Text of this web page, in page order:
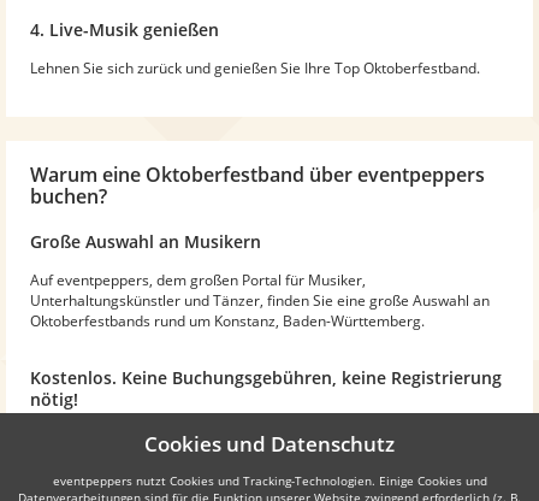
4. Live-Musik genießen
Lehnen Sie sich zurück und genießen Sie Ihre Top Oktoberfestband.
Warum eine Oktoberfestband über eventpeppers
buchen?
Große Auswahl an Musikern
Auf eventpeppers, dem großen Portal für Musiker,
Unterhaltungskünstler und Tänzer, finden Sie eine große Auswahl an
Oktoberfestbands rund um Konstanz, Baden-Württemberg.
Kostenlos. Keine Buchungsgebühren, keine Registrierung
nötig!
Bei eventpeppers fallen für Sie keine Buchungsgebühren an. Sie
bekommen einen Direktkontakt zu Ihren gewünschten Oktoberfest
Bands und können dann individuell Preise und Zahlungsmodalitäten
Cookies und Datenschutz
eventpeppers nutzt Cookies und Tracking-Technologien. Einige Cookies und
Datenverarbeitungen sind für die Funktion unserer Website zwingend erforderlich (z. B.